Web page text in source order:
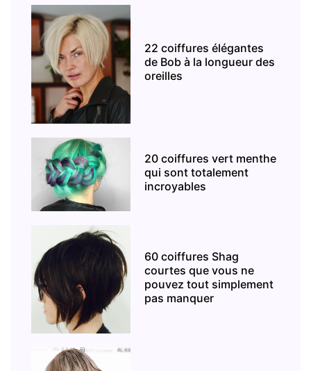
22 coiffures élégantes
de Bob à la longueur des
oreilles
20 coiffures vert menthe
qui sont totalement
incroyables
60 coiffures Shag
courtes que vous ne
pouvez tout simplement
pas manquer